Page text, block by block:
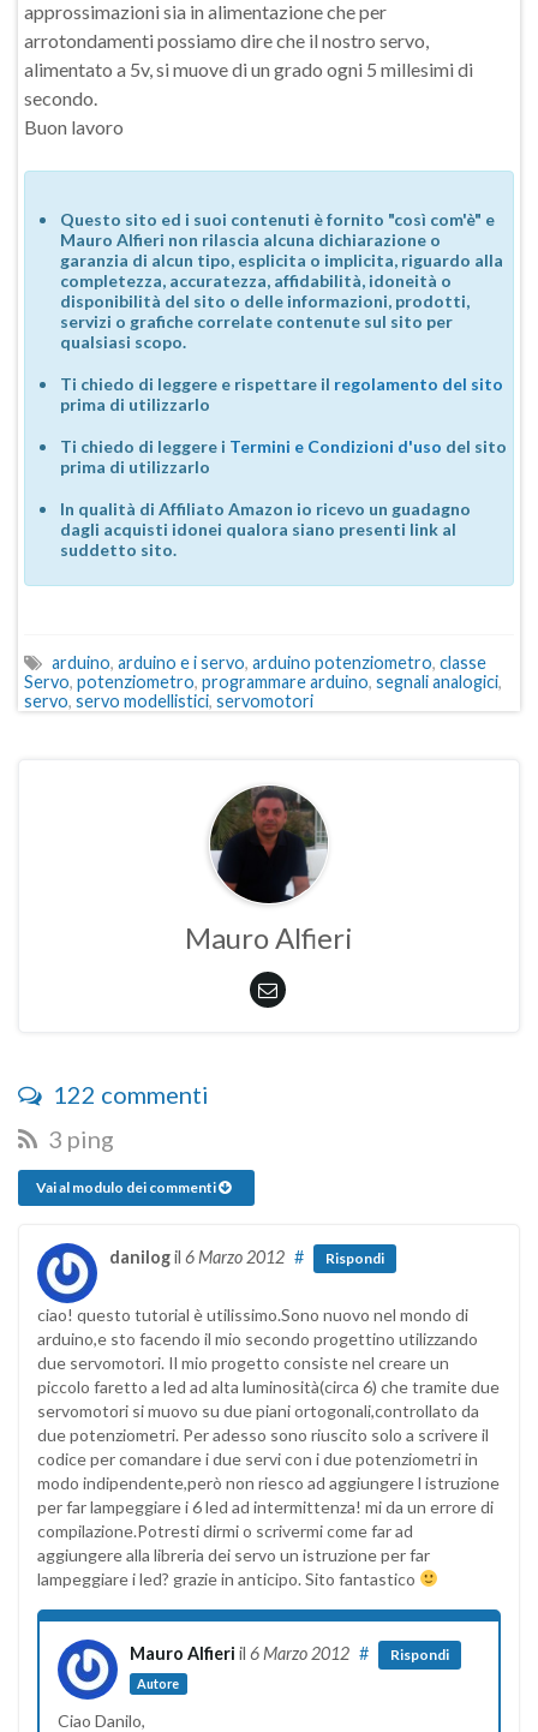
approssimazioni sia in alimentazione che per
arrotondamenti possiamo dire che il nostro servo,
alimentato a 5v, si muove di un grado ogni 5 millesimi di
secondo.
Buon lavoro
Questo sito ed i suoi contenuti è fornito "così com'è" e
Mauro Alfieri non rilascia alcuna dichiarazione o
garanzia di alcun tipo, esplicita o implicita, riguardo alla
completezza, accuratezza, affidabilità, idoneità o
disponibilità del sito o delle informazioni, prodotti,
servizi o grafiche correlate contenute sul sito per
qualsiasi scopo.
Ti chiedo di leggere e rispettare il regolamento del sito
prima di utilizzarlo
Ti chiedo di leggere i Termini e Condizioni d'uso del sito
prima di utilizzarlo
In qualità di Affiliato Amazon io ricevo un guadagno
dagli acquisti idonei qualora siano presenti link al
suddetto sito.
arduino, arduino e i servo, arduino potenziometro, classe
Servo, potenziometro, programmare arduino, segnali analogici,
servo, servo modellistici, servomotori
Mauro Alfieri
122 commenti
3 ping
Vai al modulo dei commenti
danilogil 6 Marzo 2012 # Rispondi
ciao! questo tutorial è utilissimo.Sono nuovo nel mondo di
arduino,e sto facendo il mio secondo progettino utilizzando
due servomotori. Il mio progetto consiste nel creare un
piccolo faretto a led ad alta luminosità(circa 6) che tramite due
servomotori si muovo su due piani ortogonali,controllato da
due potenziometri. Per adesso sono riuscito solo a scrivere il
codice per comandare i due servi con i due potenziometri in
modo indipendente,però non riesco ad aggiungere l istruzione
per far lampeggiare i 6 led ad intermittenza! mi da un errore di
compilazione.Potresti dirmi o scrivermi come far ad
aggiungere alla libreria dei servo un istruzione per far
lampeggiare i led? grazie in anticipo. Sito fantastico
Mauro Alfieri il 6 Marzo 2012
Autore
# Rispondi
Ciao Danilo,